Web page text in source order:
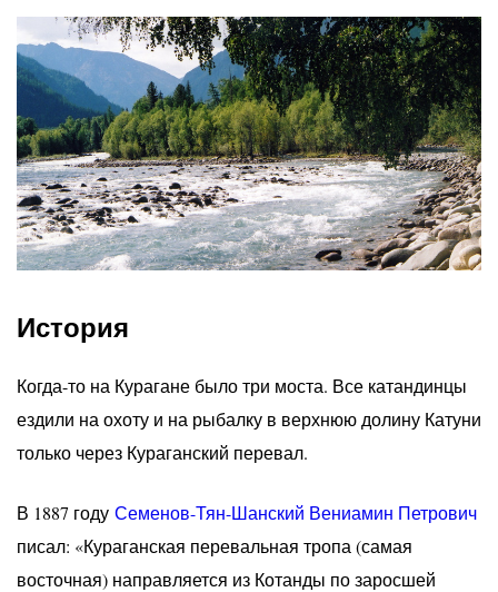
История
Когда-то на Курагане было три моста. Все катандинцы
ездили на охоту и на рыбалку в верхнюю долину Катуни
только через Кураганский перевал.
В 1887 году Семенов-Тян-Шанский Вениамин Петрович
писал: «Кураганская перевальная тропа (самая
восточная) направляется из Котанды по заросшей